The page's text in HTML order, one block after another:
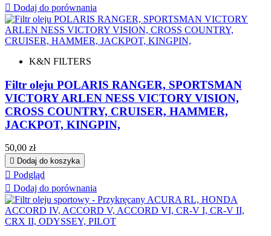
 Dodaj do porównania
K&N FILTERS
Filtr oleju POLARIS RANGER, SPORTSMAN
VICTORY ARLEN NESS VICTORY VISION,
CROSS COUNTRY, CRUISER, HAMMER,
JACKPOT, KINGPIN,
Cena
50,00 zł
 Dodaj do koszyka
 Podgląd
 Dodaj do porównania